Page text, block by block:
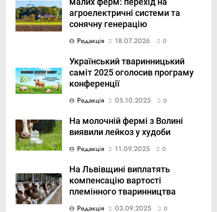
малих ферм: перехід на
агроелектричні системи та
сонячну генерацію
Редакція
18.07.2026 0
Український тваринницький
саміт 2025 оголосив програму
конференції
Редакція
05.10.2025 0
На молочній фермі з Волині
виявили лейкоз у худоби
Редакція
11.09.2025 0
На Львівщині виплатять
компенсацію вартості
племінного тваринництва
Редакція
03.09.2025 0